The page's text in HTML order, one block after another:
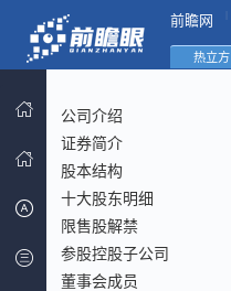
前瞻网
热立方
公司介绍
证券简介
股本结构
十大股东明细
限售股解禁
参股控股子公司
董事会成员